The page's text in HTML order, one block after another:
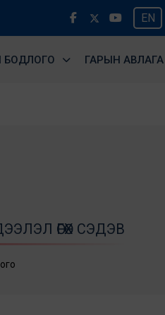
EN
БОДЛОГО ГАРЫН АВЛАГА
ӨГӨХ СЭДЭВ